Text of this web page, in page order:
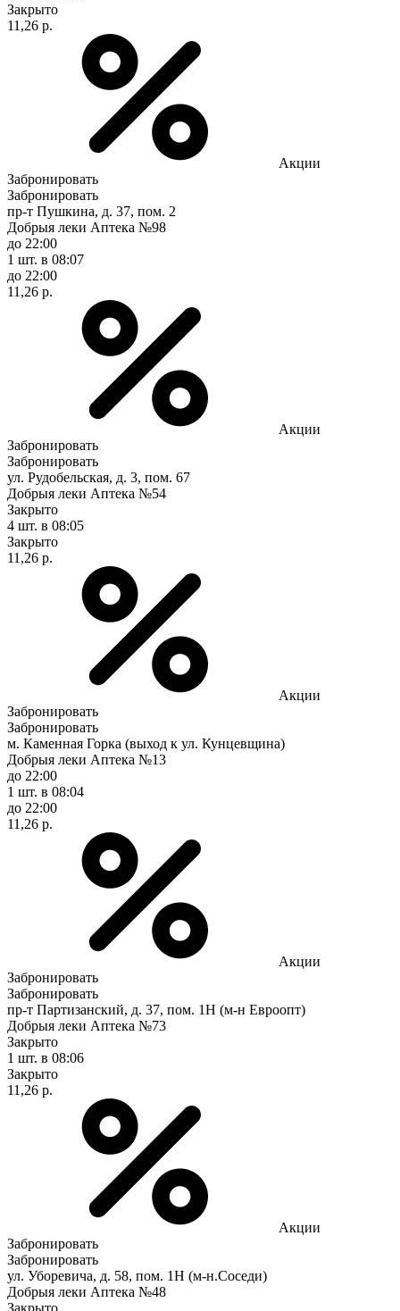
Закрыто
11,26 р.
Акции
Забронировать
Забронировать
пр-т Пушкина, д. 37, пом. 2
Добрыя леки Аптека №98
до 22:00
1 шт. в 08:07
до 22:00
11,26 р.
Акции
Забронировать
Забронировать
ул. Рудобельская, д. 3, пом. 67
Добрыя леки Аптека №54
Закрыто
4 шт. в 08:05
Закрыто
11,26 р.
Акции
Забронировать
Забронировать
м. Каменная Горка (выход к ул. Кунцевщина)
Добрыя леки Аптека №13
до 22:00
1 шт. в 08:04
до 22:00
11,26 р.
Акции
Забронировать
Забронировать
пр-т Партизанский, д. 37, пом. 1Н (м-н Евроопт)
Добрыя леки Аптека №73
Закрыто
1 шт. в 08:06
Закрыто
11,26 р.
Акции
Забронировать
Забронировать
ул. Уборевича, д. 58, пом. 1Н (м-н.Соседи)
Добрыя леки Аптека №48
Закрыто